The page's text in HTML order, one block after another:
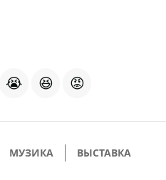
😭 😆 😡
МУЗИКА ВЫСТАВКА